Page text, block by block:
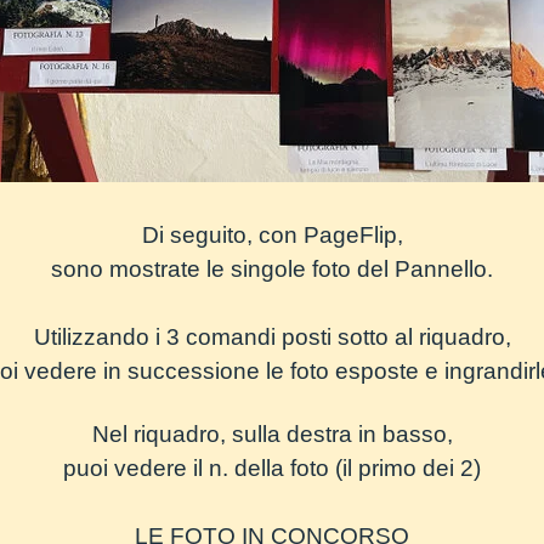
Di seguito, con PageFlip,
sono mostrate le singole foto del Pannello.
Utilizzando i 3 comandi posti sotto al riquadro,
vedere in successione le foto esposte e
Nel riquadro, sulla destra in basso,
puoi vedere il n. della foto (il primo dei 2)
LE FOTO IN CONCORSO